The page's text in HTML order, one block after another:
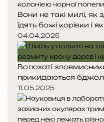
і
н
к
а
і
н
к
а
Вони не такі милі, як
їдять божі корівки і
04.04.2025
Волохаті
прикидаються
11.05.2025